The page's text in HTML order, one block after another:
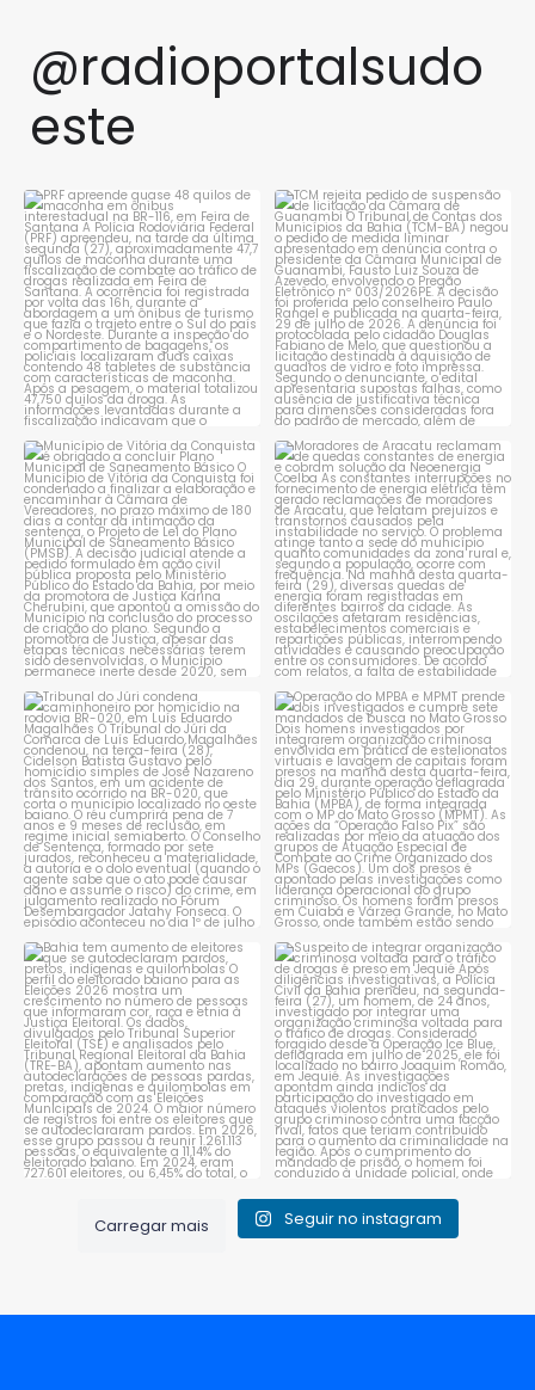
@radioportalsudo
este
PRF apreende quase 48 quilos
de maconha em ônibus...
1 0
TCM rejeita pedido de
suspensão de licitação da...
1 0
Município de Vitória da
Conquista é obrigado a...
1 0
Moradores de Aracatu
reclamam de quedas
constantes ...
1 0
Tribunal do Júri condena
caminhoneiro por...
1 0
Operação do MPBA e MPMT
prende dois investigados e...
1 0
Bahia tem aumento de eleitores
que se autodeclaram...
1 0
Suspeito de integrar
organização criminosa
voltada...
1 0
Carregar mais Seguir no instagram